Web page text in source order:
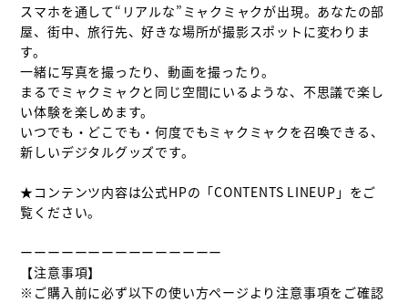
スマホを通して“リアルな”ミャクミャクが出現。あなたの部
屋、街中、旅行先、好きな場所が撮影スポットに変わりま
す。
一緒に写真を撮ったり、動画を撮ったり。
まるでミャクミャクと同じ空間にいるような、不思議で楽し
い体験を楽しめます。
いつでも・どこでも・何度でもミャクミャクを召喚できる、
新しいデジタルグッズです。
★コンテンツ内容は公式HPの「CONTENTS LINEUP」をご
覧ください。
ーーーーーーーーーーーーーーー
【注意事項】
※ご購入前に必ず以下の使い方ページより注意事項をご確認